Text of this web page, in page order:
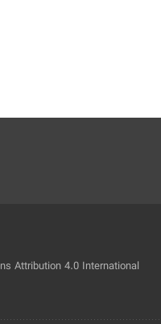
Attribution 4.0 International